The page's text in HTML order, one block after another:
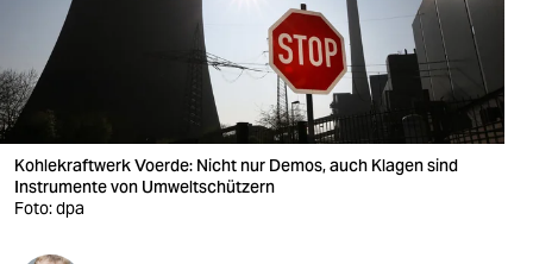
nord
wahrheit
verlag
verlag
Kohlekraftwerk Voerde: Nicht nur Demos, auch Klagen sind
Instrumente von Umweltschützern
Foto: dpa